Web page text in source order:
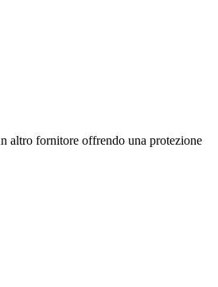
altro fornitore offrendo una protezione